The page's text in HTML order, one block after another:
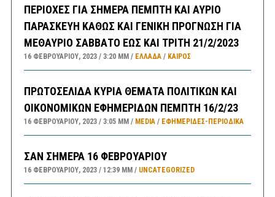
ΠΕΡΙΟΧΕΣ ΓΙΑ ΣΗΜΕΡΑ ΠΕΜΠΤΗ ΚΑΙ ΑΥΡΙΟ
ΠΑΡΑΣΚΕΥΗ ΚΑΘΩΣ ΚΑΙ ΓΕΝΙΚΗ ΠΡΟΓΝΩΣΗ ΓΙΑ
ΜΕΘΑΥΡΙΟ ΣΑΒΒΑΤΟ ΕΩΣ ΚΑΙ ΤΡΙΤΗ 21/2/2023
16 ΦΕΒΡΟΥΑΡΊΟΥ, 2023 3:20 ΜΜ ΕΛΛΑΔA/ ΚΑΙΡΌΣ
ΠΡΩΤΟΣΕΛΙΔΑ ΚΥΡΙΑ ΘΕΜΑΤΑ ΠΟΛΙΤΙΚΩΝ ΚΑΙ
ΟΙΚΟΝΟΜΙΚΩΝ ΕΦΗΜΕΡΙΔΩΝ ΠΕΜΠΤΗ 16/2/23
16 ΦΕΒΡΟΥΑΡΊΟΥ, 2023 3:05 ΜΜ MEDIA/ ΕΦΗΜΕΡΊΔΕΣ-ΠΕΡΙΟΔΙΚΆ
ΣΑΝ ΣΗΜΕΡΑ 16 ΦΕΒΡΟΥΑΡΙΟΥ
16 ΦΕΒΡΟΥΑΡΊΟΥ, 2023 12:39 ΜΜ UNCATEGORIZED